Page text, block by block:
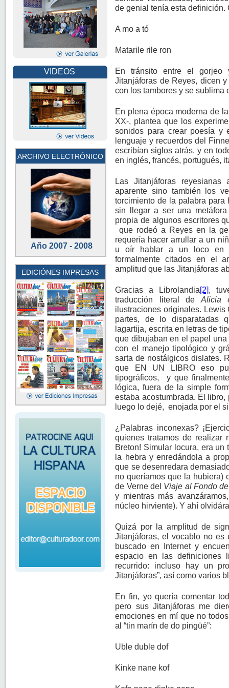
VIDEOS
ARCHIVO ELECTRÓNICO
Año 2007 - 2008
EDICIÓNES IMPRESAS
de genial tenía esta definición.
A mo a tó
Matarile rile ron
En tránsito entre el
Jitanjáforas de Reyes, dicen
con los tambores y se sublima
En plena época moderna de
XX-, plantea que los
sonidos para crear poesía y
lenguaje y recuerdos del
escribían siglos atrás, y en
en inglés, francés, portugués,
Las Jitanjáforas
aparente sino también los
torcimiento de la palabra para
sin llegar a ser una
propia de algunos escritores
que rodeó a Reyes en la
requería hacer arrullar a un
u oír hablar a un loco en
formalmente citados en el
amplitud que las Jitanjáforas
Gracias a Librolandia[2],
traducción literal de Alicia
ilustraciones originales.
partes, de lo disparatadas
lagartija, escrita en letras de
que dibujaban en el papel
con el manejo tipológico y
sarta de nostálgicos dislates.
que EN UN LIBRO eso
tipográficos, y que
lógica, fuera de la simple
estaba acostumbrada. El
luego lo dejé, enojada por el
¿Palabras inconexas?
quienes tratamos de realizar
Breton! Simular locura, era
la hebra y enredándola a
que se desenredara
no queríamos que la hubiera)
de Verne del Viaje al Fondo
y mientras más
núcleo hirviente). Y ahí
Quizá por la amplitud de
Jitanjáforas, el vocablo no
buscado en Internet y
espacio en las definiciones
recurrido: incluso hay un
Jitanjáforas”, así como varios
En fin, yo quería comentar
pero sus Jitanjáforas me
emociones en mí que no
al “tin marín de do pingüé”:
Uble duble dof
Kinke nane kof